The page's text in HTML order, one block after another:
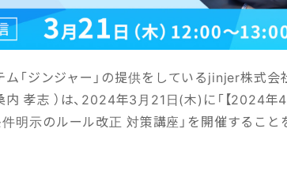
「ジンジャー」の提供をしているjinjer株式会
内 孝志 ）は、2024年3月21日(木)に「【2024年
明示のルール改正 対策講座」を開催すること